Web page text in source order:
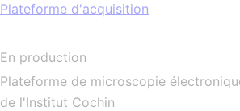
Plateforme d'acquisition
En production
Plateforme de microscopie
de l'Institut Cochin